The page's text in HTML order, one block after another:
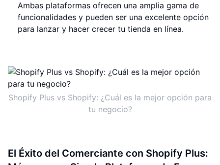
Ambas plataformas ofrecen una amplia gama de
funcionalidades y pueden ser una excelente opción
para lanzar y hacer crecer tu tienda en línea.
Shopify Plus vs Shopify: ¿Cuál es la mejor opción para
tu negocio?
El Éxito del Comerciante con Shopify Plus: